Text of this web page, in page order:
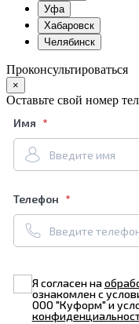
Уфа
Хабаровск
Челябинск
Проконсультироваться
×
Оставьте свой номер
Имя
Телефон
Я согласен на
ознакомлен с
ООО "Куформ" и